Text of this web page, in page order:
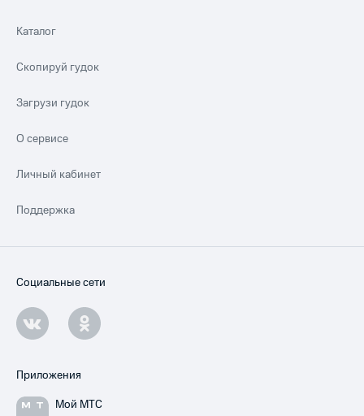
Каталог
Скопируй гудок
Загрузи гудок
О сервисе
Личный кабинет
Поддержка
Социальные сети
Приложения
Мой МТС